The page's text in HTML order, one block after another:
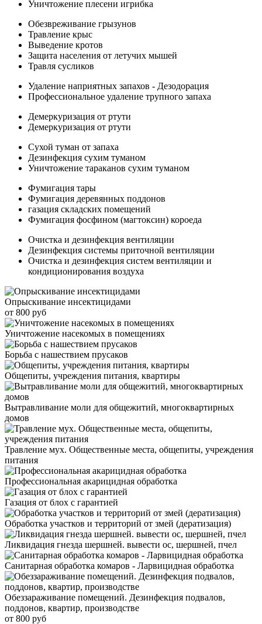
Уничтожение плесени игрибка
Обезвреживание грызунов
Травление крыс
Выведение кротов
Защита населения от летучих мышей
Травля сусликов
Удаление наприятных запахов - Дезодорация
Профессиональное удаление трупного запаха
Демеркуризация от ртути
Демеркуризация от ртути
Сухой туман от запаха
Дезинфекция сухим туманом
Уничтожение тараканов сухим туманом
Фумигация тары
Фумигация деревянных поддонов
газация складских помещений
Фумигация фосфином (магтоксин) короеда
Очистка и дезинфекция вентиляции
Дезинфекция системы приточной вентиляции
Очистка и дезинфекция систем вентиляции и
кондиционирования воздуха
Опрыскивание инсектицидами
от 800 руб
Уничтожение насекомых в помещениях
Борьба с нашествием прусаков
Общепиты, учреждения питания, квартиры
Вытравливание моли для общежитий, многоквартирных
домов
Травление мух. Общественные места, общепиты, учреждения
питания
Профессиональная акарицидная обработка
Газация от блох с гарантией
Обработка участков и территорий от змей (дератизация)
Ликвидация гнезда шершней. вывести ос, шершней, пчел
Санитарная обработка комаров - Ларвицидная обработка
Обеззараживание помещений. Дезинфекция подвалов,
поддонов, квартир, производстве
от 800 руб